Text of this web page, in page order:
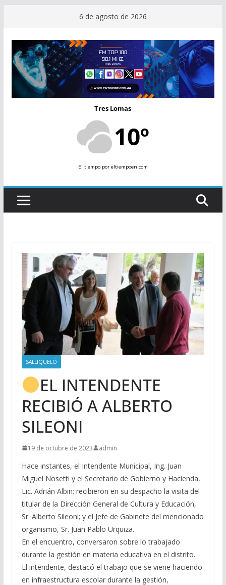
contenido
6 de agosto de 2026
Tres Lomas
10º
El tiempopor eltiempoen.com
SALLIQUELÓ
EL INTENDENTE
RECIBIÓ A ALBERTO
SILEONI
19 de octubre de 2023 admin
Hace instantes, el Intendente Municipal, Ing. Juan
Miguel Nosetti y el Secretario de Gobierno y Hacienda,
Lic. Adrián Albin; recibieron en su despacho la visita del
titular de la Dirección General de Cultura y Educación,
Sr. Alberto Sileoni; y el Jefe de Gabinete del mencionado
organismo, Sr. Juan Pablo Urquiza.
En el encuentro, conversaron sobre lo trabajado
durante la gestión en materia educativa en el distrito.
El intendente, destacó el trabajo que se viene haciendo
en infraestructura escolar durante la gestión,